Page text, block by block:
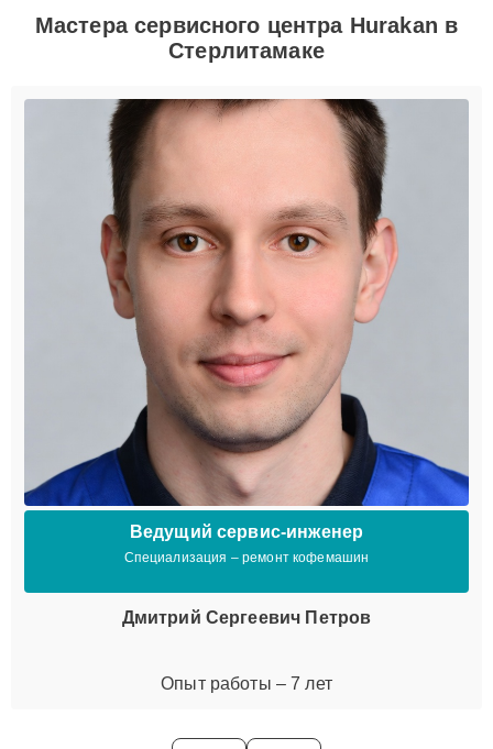
Мастера сервисного центра Hurakan в
Стерлитамаке
Ведущий сервис-инженер
Специализация – ремонт кофемашин
Дмитрий Сергеевич Петров
Опыт работы – 7 лет